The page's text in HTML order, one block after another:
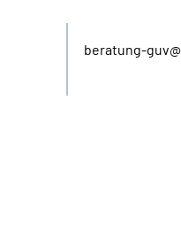
beratung-